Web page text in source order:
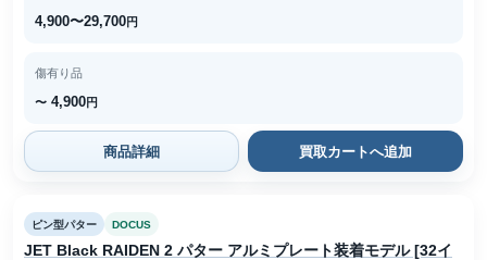
4,900〜29,700円
傷有り品
〜 4,900円
商品詳細 買取カートへ追加
ピン型パター DOCUS
JET Black RAIDEN 2 パター アルミプレート装着モデル [32イ